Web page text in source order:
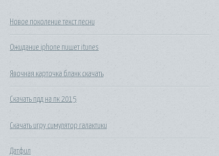
Новое поколение текст песни
Ожидание iphone пишет itunes
Явочная карточка бланк скачать
Скачать пдд на пк 2015
Скачать игру симулятор галактики
Датфил